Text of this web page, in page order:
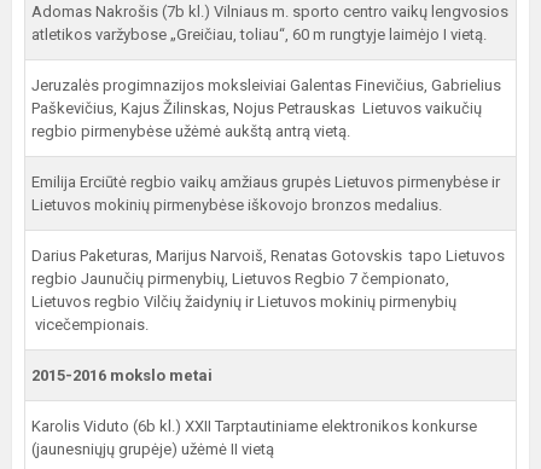
Adomas Nakrošis (7b kl.) Vilniaus m. sporto centro vaikų lengvosios
atletikos varžybose „Greičiau, toliau“, 60 m rungtyje laimėjo I vietą.
Jeruzalės progimnazijos moksleiviai Galentas Finevičius, Gabrielius
Paškevičius, Kajus Žilinskas, Nojus Petrauskas Lietuvos vaikučių
regbio pirmenybėse užėmė aukštą antrą vietą.
Emilija Erciūtė regbio vaikų amžiaus grupės Lietuvos pirmenybėse ir
Lietuvos mokinių pirmenybėse iškovojo bronzos medalius.
Darius Paketuras, Marijus Narvoiš, Renatas Gotovskis tapo Lietuvos
regbio Jaunučių pirmenybių, Lietuvos Regbio 7 čempionato,
Lietuvos regbio Vilčių žaidynių ir Lietuvos mokinių pirmenybių
vicečempionais.
2015-2016 mokslo metai
Karolis Viduto (6b kl.) XXII Tarptautiniame elektronikos konkurse
(jaunesniųjų grupėje) užėmė II vietą